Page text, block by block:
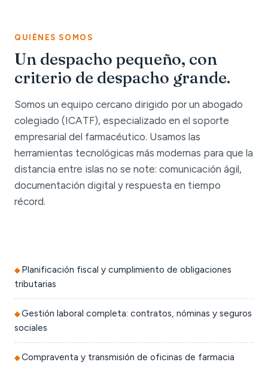
QUIÉNES SOMOS
Un despacho pequeño, con
criterio de despacho grande.
Somos un equipo cercano dirigido por un abogado
colegiado (ICATF), especializado en el soporte
empresarial del farmacéutico. Usamos las
herramientas tecnológicas más modernas para que la
distancia entre islas no se note: comunicación ágil,
documentación digital y respuesta en tiempo
récord.
Planificación fiscal y cumplimiento de obligaciones
tributarias
Gestión laboral completa: contratos, nóminas y seguros
sociales
Compraventa y transmisión de oficinas de farmacia